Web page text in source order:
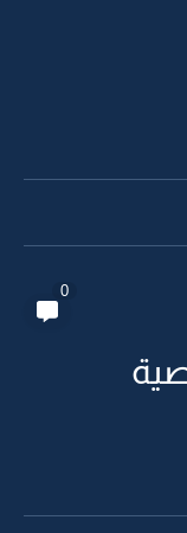
0